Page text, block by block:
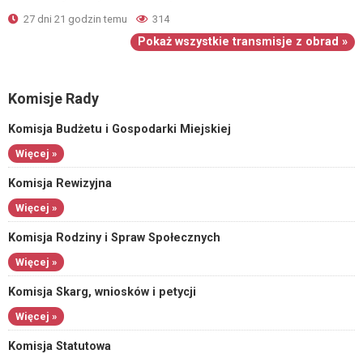
27 dni 21 godzin temu 314
Pokaż wszystkie transmisje z obrad »
Komisje Rady
Komisja Budżetu i Gospodarki Miejskiej
Więcej »
Komisja Rewizyjna
Więcej »
Komisja Rodziny i Spraw Społecznych
Więcej »
Komisja Skarg, wniosków i petycji
Więcej »
Komisja Statutowa